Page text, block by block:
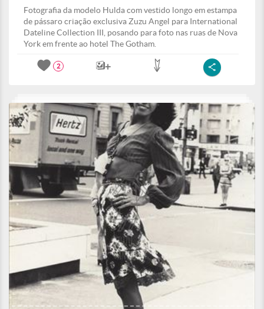
Fotografia da modelo Hulda com vestido longo em estampa
de pássaro criação exclusiva Zuzu Angel para International
Dateline Collection III, posando para foto nas ruas de Nova
York em frente ao hotel The Gotham.
2